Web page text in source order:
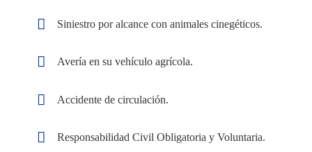
Siniestro por alcance con animales cinegéticos.
Avería en su vehículo agrícola.
Accidente de circulación.
Responsabilidad Civil Obligatoria y Voluntaria.